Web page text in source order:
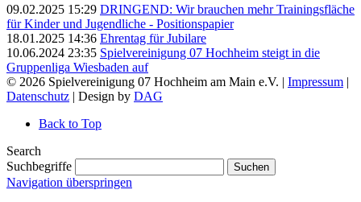
09.02.2025 15:29 DRINGEND: Wir brauchen mehr Trainingsfläche
für Kinder und Jugendliche - Positionspapier
18.01.2025 14:36 Ehrentag für Jubilare
10.06.2024 23:35 Spielvereinigung 07 Hochheim steigt in die
Gruppenliga Wiesbaden auf
© 2026 Spielvereinigung 07 Hochheim am Main e.V. | Impressum |
Datenschutz | Design by DAG
Back to Top
Search
Suchbegriffe
Suchen
Navigation überspringen